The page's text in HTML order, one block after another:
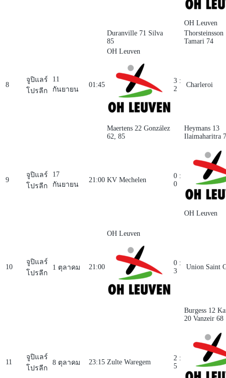
OH Leuven
Duranville 71 Silva
85
Thorsteinsson
Tamari 74
8
จูปิแลร์
โปรลีก
11
กันยายน
01:45
OH Leuven
3 :
2
Charleroi
Maertens 22 González
62, 85
Heymans 13
Ilaimaharitra
9
จูปิแลร์
โปรลีก
17
กันยายน
21:00 KV Mechelen
0 :
0
OH Leuven
10
จูปิแลร์
โปรลีก
1 ตุลาคม 21:00
OH Leuven
0 :
3
Union Saint
Burgess 12
20 Vanzeir 68
11
จูปิแลร์
โปรลีก
8 ตุลาคม 23:15 Zulte Waregem
2 :
5